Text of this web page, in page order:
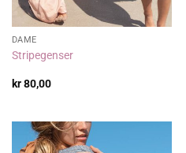
DAME
Stripegenser
kr80,00